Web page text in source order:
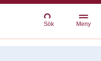
Sök Meny